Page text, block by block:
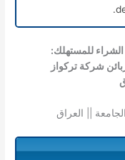
للمستهلك:
شركة تركواز
|| العراق